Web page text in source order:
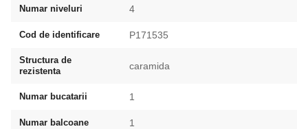
Numar niveluri 4
Cod de identificare P171535
Structura de
rezistenta
caramida
Numar bucatarii 1
Numar balcoane 1